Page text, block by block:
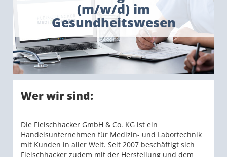
(m/w/d) im
Gesundheitswesen
Wer wir sind:
Die Fleischhacker GmbH & Co. KG ist ein
Handelsunternehmen für Medizin- und Labortechnik
mit Kunden in aller Welt. Seit 2007 beschäftigt sich
Fleischhacker zudem mit der Herstellung und dem